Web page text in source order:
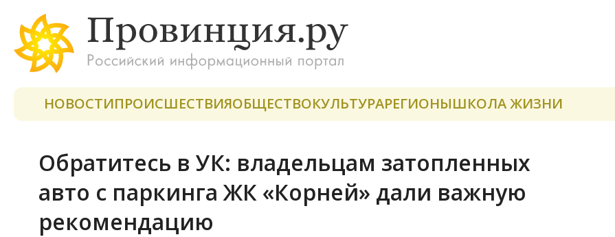
НОВОСТИПРОИСШЕСТВИЯОБЩЕСТВОКУЛЬТУРАРЕГИОНЫШКОЛА ЖИЗНИ
Обратитесь в УК: владельцам затопленных
авто с паркинга ЖК «Корней» дали важную
рекомендацию